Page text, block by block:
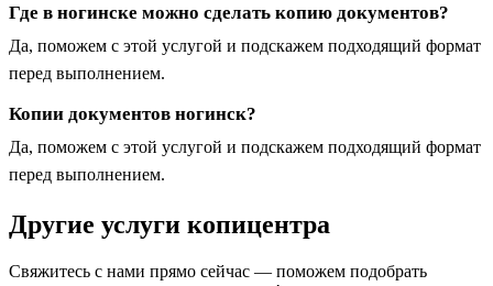
Где в ногинске можно сделать копию документов?
Да, поможем с этой услугой и подскажем подходящий формат
перед выполнением.
Копии документов ногинск?
Да, поможем с этой услугой и подскажем подходящий формат
перед выполнением.
Другие услуги копицентра
Свяжитесь с нами прямо сейчас — поможем подобрать